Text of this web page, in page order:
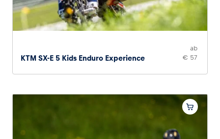
KTM SX-E 5 Kids Enduro Experience
ab
€ 57